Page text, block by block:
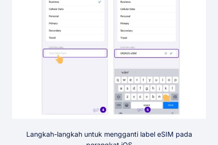
Langkah-langkah untuk mengganti label eSIM pada